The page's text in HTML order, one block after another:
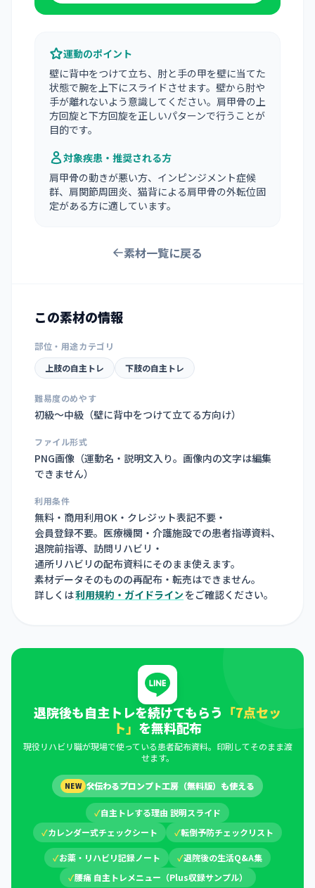
運動のポイント
壁に背中をつけて立ち、肘と手の甲を壁に当てた
状態で腕を上下にスライドさせます。壁から肘や
手が離れないよう意識してください。肩甲骨の上
方回旋と下方回旋を正しいパターンで行うことが
目的です。
対象疾患・推奨される方
肩甲骨の動きが悪い方、インピンジメント症候
群、肩関節周囲炎、猫背による肩甲骨の外転位固
定がある方に適しています。
素材一覧に戻る
この素材の情報
部位・用途カテゴリ
上肢の自主トレ
下肢の自主トレ
難易度のめやす
初級〜中級（壁に背中をつけて立てる方向け）
ファイル形式
PNG画像（運動名・説明文入り。画像内の文字は編集
できません）
利用条件
無料・商用利用OK・クレジット表記不要・
会員登録不要。医療機関・介護施設での患者指導資料、
退院前指導、訪問リハビリ・
通所リハビリの配布資料にそのまま使えます。
素材データそのものの再配布・転売はできません。
詳しくは利用規約・ガイドライン をご確認ください。
退院後も自主トレを続けてもらう 「7点セッ
ト」 を無料配布
現役リハビリ職が現場で使っている患者配布資料。印刷してそのまま渡
せます。
NEW 🛠伝わるプロンプト工房（無料版）も使える
✓自主トレする理由 説明スライド
✓カレンダー式チェックシート ✓転倒予防チェックリスト
✓お薬・リハビリ記録ノート ✓退院後の生活Q&A集
✓腰痛 自主トレメニュー（Plus収録サンプル）